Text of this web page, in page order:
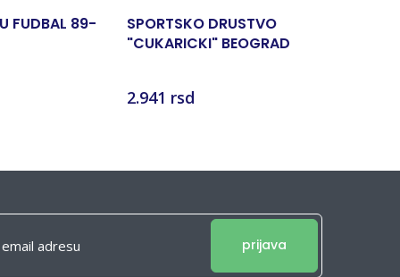
FUDBAL 89-
SPORTSKO DRUSTVO
"CUKARICKI" BEOGRAD
2.941 rsd
prijava